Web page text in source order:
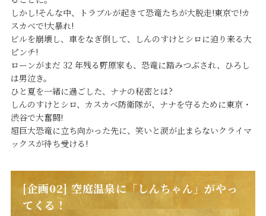
しかし!そんな中、トラブルが起きて恐竜たちが大脱走!東京で!カ
スカベで!大暴れ!
ビルを崩壊し、車をなぎ倒して、しんのすけとシロに迫り来る大
ピンチ!
ローンがまだ 32 年残る野原家も、恐竜に踏みつぶされ、ひろし
は男泣き。
ひと夏を一緒に過ごした、ナナの秘密とは?
しんのすけとシロ、カスカベ防衛隊が、ナナを守るために東京・
渋谷で大奮闘!
超巨大恐竜に立ち向かった先に、笑いと涙が止まらないクライマ
ックスが待ち受ける!
[企画02] 空庭温泉に「しんちゃん」がやっ
てくる！